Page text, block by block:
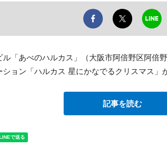
「あべのハルカス」（大阪市阿倍野区阿倍
ョン「ハルカス 星にかなでるクリスマス」
記事を読む